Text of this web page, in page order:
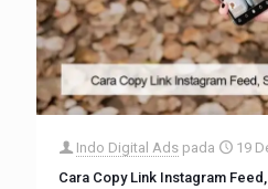
Indo Digital Ads pada
19
Cara Copy Link Instagram